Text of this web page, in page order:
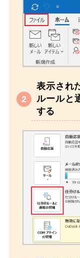
表示され
ルールと
する